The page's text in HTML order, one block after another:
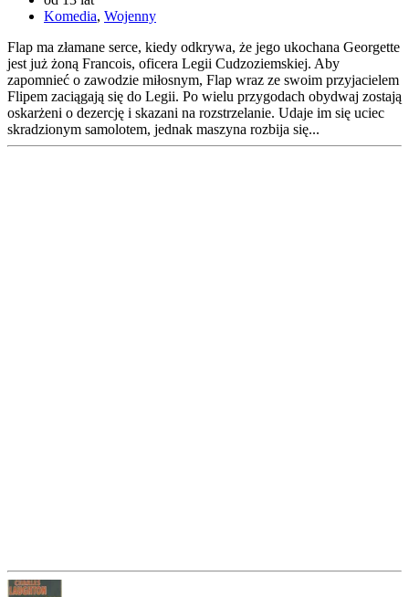
Komedia, Wojenny
Flap ma złamane serce, kiedy odkrywa, że jego ukochana Georgette
jest już żoną Francois, oficera Legii Cudzoziemskiej. Aby
zapomnieć o zawodzie miłosnym, Flap wraz ze swoim przyjacielem
Flipem zaciągają się do Legii. Po wielu przygodach obydwaj zostają
oskarżeni o dezercję i skazani na rozstrzelanie. Udaje im się uciec
skradzionym samolotem, jednak maszyna rozbija się...